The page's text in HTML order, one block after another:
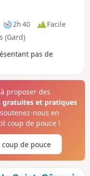
2h 40
Facile
(Gard)
pas de
proposer des
et pratiques
nous en
coup de pouce !
coup de pouce